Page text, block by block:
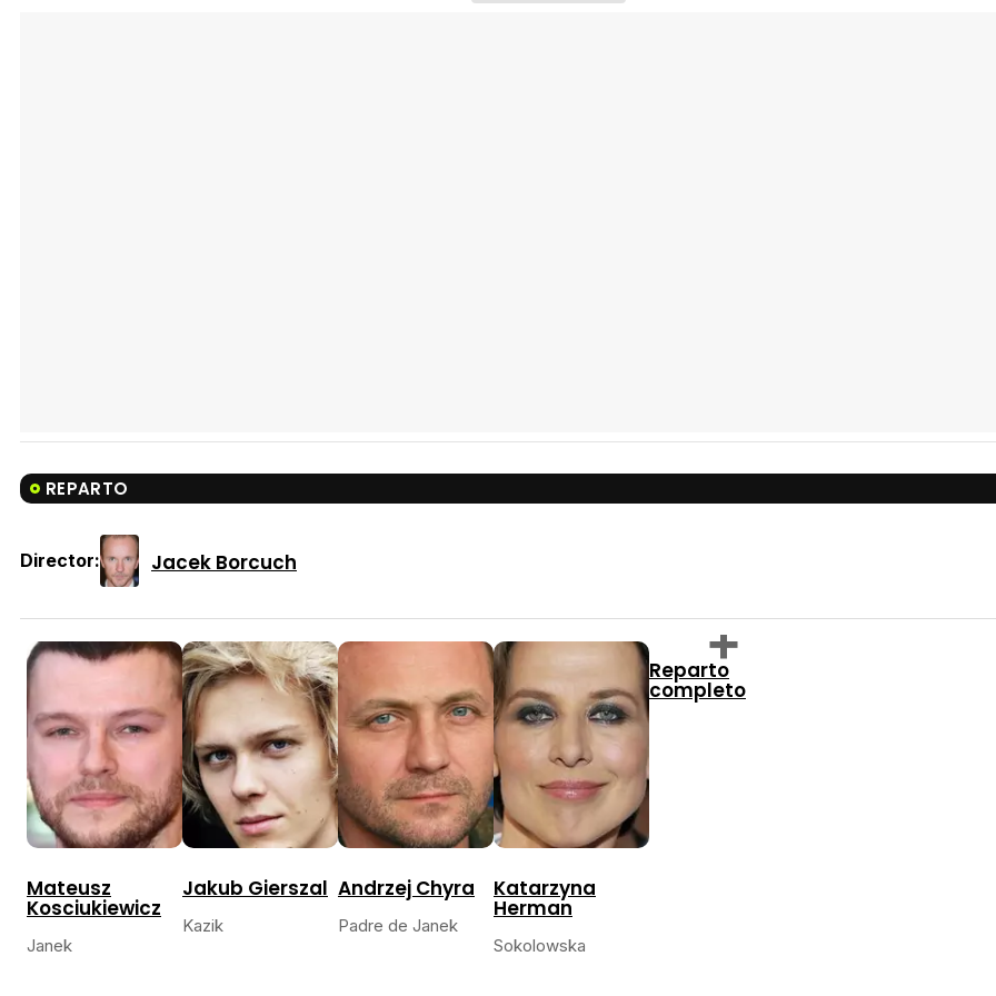
REPARTO
Director: Jacek Borcuch
Mateusz
Kosciukiewicz
Janek
Jakub Gierszal
Kazik
Andrzej Chyra
Padre de Janek
Katarzyna
Herman
Sokolowska
Reparto
completo